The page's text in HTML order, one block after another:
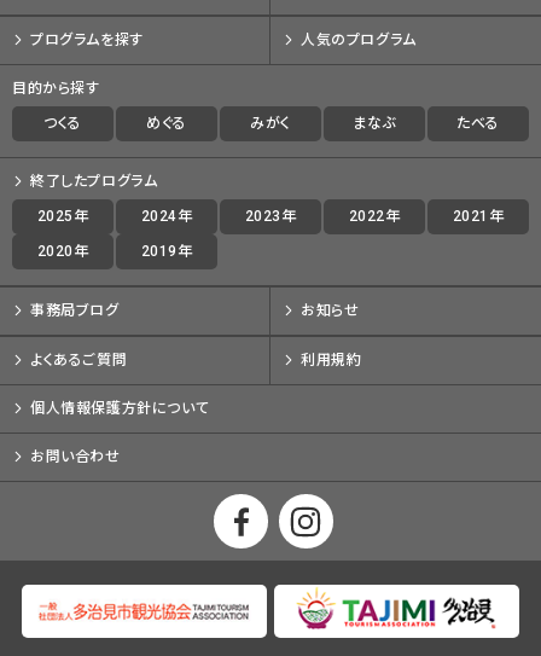
プログラムを探す 人気のプログラム
目的から探す
つくる めぐる みがく まなぶ たべる
終了したプログラム
2025年 2024年 2023年 2022年 2021年
2020年 2019年
事務局ブログ お知らせ
よくあるご質問 利用規約
個人情報保護方針について
お問い合わせ